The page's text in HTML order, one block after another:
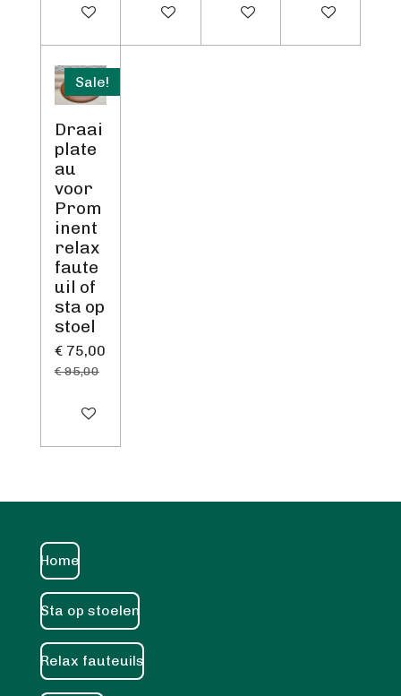
In winkelwagenIn winkelwagenIn winkelwagen
In
Sale!
Draai
plate
au
voor
Prom
inent
relax
faute
uil of
sta op
stoel
€ 75,00
€ 95,00
In winkelwagen
Home
Sta op stoelen
Relax fauteuils